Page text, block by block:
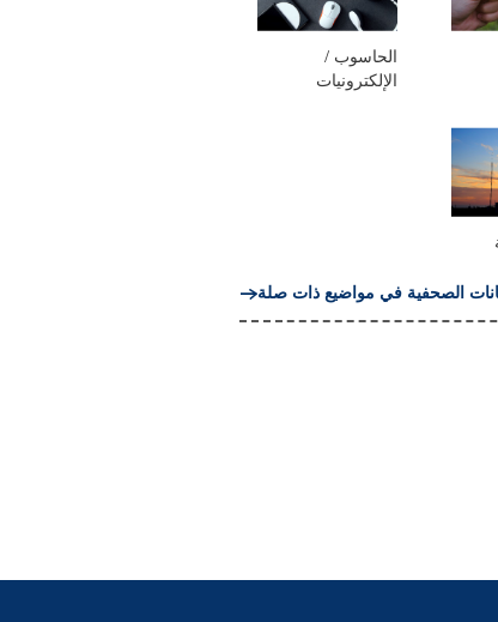
الحاسوب /
الإلكترونيات
الصحفية في مواضيع ذات صلة